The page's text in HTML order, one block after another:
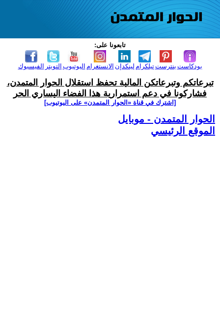
تابعونا على:
الفيسبوك التويتر اليوتيوب الانستغرام لينكدإن تيلكرامبنترست بودكاست
تبرعاتكم وتبرعاتكن المالية تحفظ استقلال الحوار المتمدن،
فشاركونا في دعم استمرارية هذا الفضاء اليساري الحر
[اشترك في قناة ‫«الحوار المتمدن» على اليوتيوب]
الحوار المتمدن - موبايل
الموقع الرئيسي